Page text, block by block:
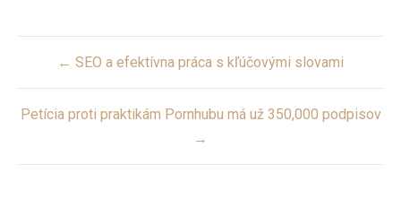
← SEO a efektívna práca s kľúčovými slovami
Petícia proti praktikám Pornhubu má už 350,000 podpisov
→